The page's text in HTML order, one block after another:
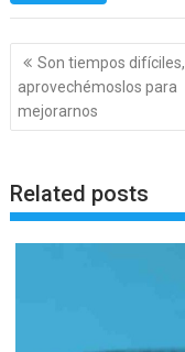
Navegación
de
entradas
Son tiempos difíciles,
aprovechémoslos para
mejorarnos
Related posts